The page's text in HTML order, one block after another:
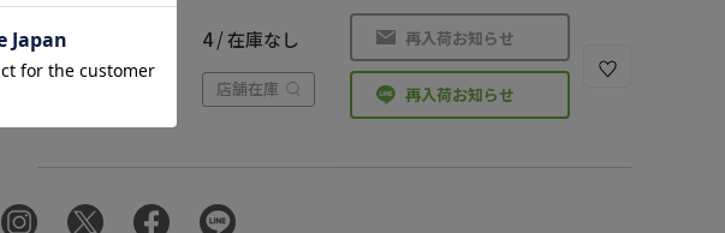
4 / 在庫なし
店舗在庫
再入荷お知らせ
再入荷お知らせ